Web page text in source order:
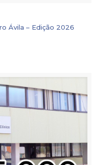
Ávila – Edição 2026